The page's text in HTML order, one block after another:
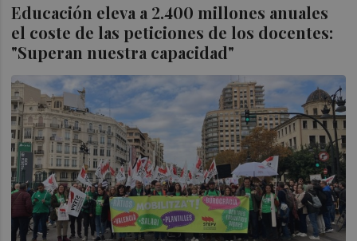
Educación eleva a 2.400 millones anuales
el coste de las peticiones de los docentes:
"Superan nuestra capacidad"